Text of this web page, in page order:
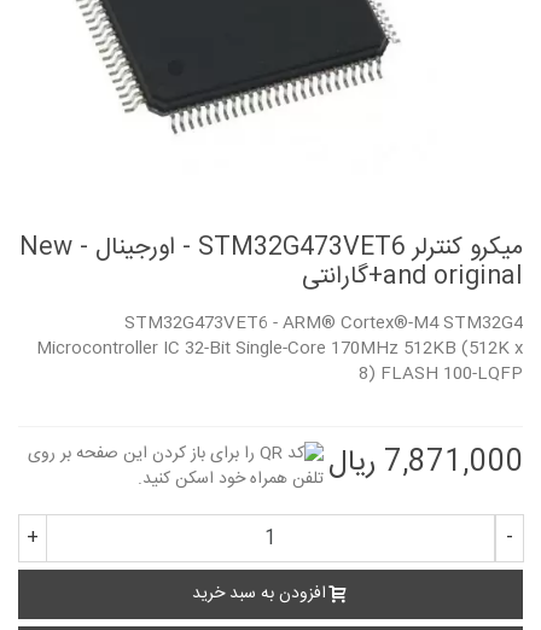
میکرو کنترلر STM32G473VET6 - اورجینال - New
and original+گارانتی
STM32G473VET6 - ARM® Cortex®-M4 STM32G4
Microcontroller IC 32-Bit Single-Core 170MHz 512KB (512K x
8) FLASH 100-LQFP
7,871,000 ریال
-
+
افزودن به سبد خرید